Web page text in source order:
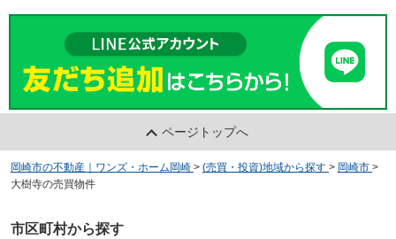
ページトップへ
岡崎市の不動産｜ワンズ・ホーム岡崎 > (売買・投資)地域から探す > 岡崎市 >
大樹寺の売買物件
市区町村から探す